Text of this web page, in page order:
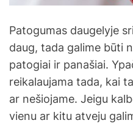
Patogumas daugelyje
daug, tada galime būti
patogiai ir panašiai.
reikalaujama tada, kai
ar nešiojame. Jeigu
vienu ar kitu atveju